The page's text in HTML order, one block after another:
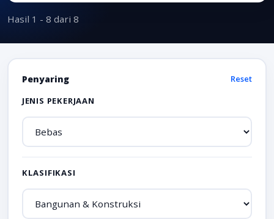
Hasil 1 - 8 dari 8
Penyaring
Reset
JENIS PEKERJAAN
KLASIFIKASI